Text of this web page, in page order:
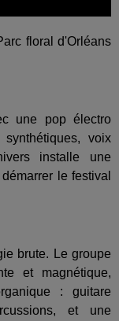
floral d'Orléans
une pop électro
voix
installe une
le festival
brute. Le groupe
et magnétique,
: guitare
et une